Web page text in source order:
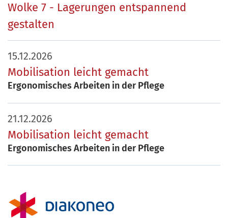
Wolke 7 - Lagerungen entspannend
gestalten
15.12.2026
Mobilisation leicht gemacht
Ergonomisches Arbeiten in der Pflege
21.12.2026
Mobilisation leicht gemacht
Ergonomisches Arbeiten in der Pflege